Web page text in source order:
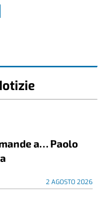
a… Paolo
2 AGOSTO 2026